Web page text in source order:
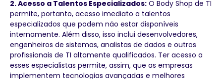
2. Acesso a Talentos Especializados: O Body Shop de TI
permite, portanto, acesso imediato a talentos
especializados que podem não estar disponíveis
internamente. Além disso, isso inclui desenvolvedores,
engenheiros de sistemas, analistas de dados e outros
profissionais de TI altamente qualificados. Ter acesso a
esses especialistas permite, assim, que as empresas
implementem tecnologias avançadas e melhores